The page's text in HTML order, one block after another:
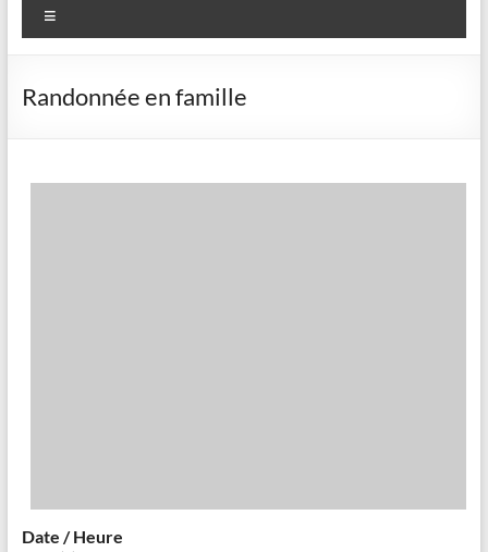
Randonnée en famille
Date / Heure